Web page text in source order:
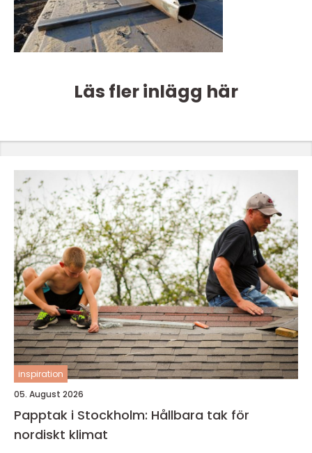
Läs fler inlägg här
inspiration
05. August 2026
Papptak i Stockholm: Hållbara tak för
nordiskt klimat